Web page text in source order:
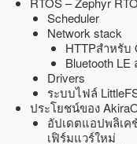
Scheduler
Network stack
HTTPสำหรับ
Bluetooth
Drivers
ระบบไฟล์
ประโยชน์ของ
อัปเดตแอปพลิเ
เฟิร์มแวร์ใหม่